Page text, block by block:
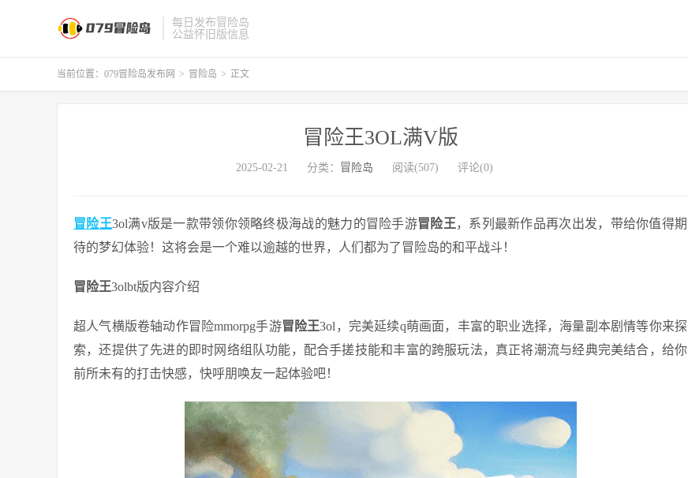
每日发布冒险岛
公益怀旧版信息
当前位置： 079冒险岛发布网 > 冒险岛 > 正文
冒险王3OL满V版
2025-02-21 分类： 冒险岛 阅读(507) 评论(0)
冒险王3ol满v版是一款带领你领略终极海战的魅力的冒险手游冒险王，系列最新作品再次出发，带给你值得期
待的梦幻体验！这将会是一个难以逾越的世界，人们都为了冒险岛的和平战斗！
冒险王3olbt版内容介绍
超人气横版卷轴动作冒险mmorpg手游冒险王3ol，完美延续q萌画面，丰富的职业选择，海量副本剧情等你来探
索，还提供了先进的即时网络组队功能，配合手搓技能和丰富的跨服玩法，真正将潮流与经典完美结合，给你
前所未有的打击快感，快呼朋唤友一起体验吧！